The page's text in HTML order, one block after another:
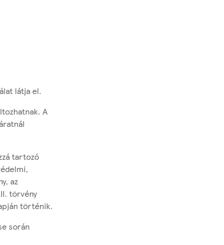
látja el.
A
tartozó
az
törvény
történik.
során